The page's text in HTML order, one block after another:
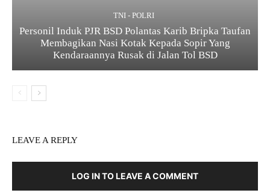
TNI - POLRI
Personil Induk PJR BSD Polantas Karib Bripka Taufan
Membagikan Nasi Kotak Kepada Sopir Yang
Kendaraannya Rusak di Jalan Tol BSD
LEAVE A REPLY
LOG IN TO LEAVE A COMMENT